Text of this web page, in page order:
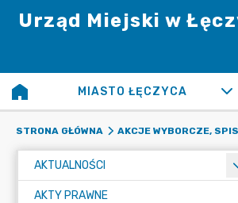
Urząd Miejski w
MIASTO ŁĘCZYCA
STRONA GŁÓWNA AKCJE WYBORCZE,
AKTUALNOŚCI
AKTY PRAWNE